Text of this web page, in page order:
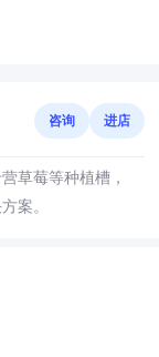
咨询 进店
草莓等种植槽，
案。